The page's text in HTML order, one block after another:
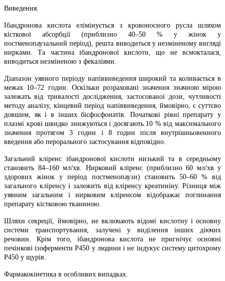
Виведення.
Ібандронова кислота елімінується з кровоносного русла шляхом
кісткової абсорбції (приблизно 40–50 % у жінок у
постменопаузальний період), решта виводиться у незміненому вигляді
нирками. Та частина ібандронової кислоти, що не всмокталася,
виводиться незміненою з фекаліями.
Діапазон уявного періоду напіввиведення широкий та коливається в
межах 10–72 годин. Оскільки розраховані значення значною мірою
залежать від тривалості дослідження, застосованої дози, чутливості
методу аналізу, кінцевий період напіввиведення, ймовірно, є суттєво
довшим, як і в інших бісфосфонатів. Початкові рівні препарату у
плазмі крові швидко знижуються і досягають 10 % від максимального
значення протягом 3 годин і 8 годин після внутрішньовенного
введення або перорального застосування відповідно.
Загальний кліренс ібандронової кислоти низький та в середньому
становить 84–160 мл/хв. Нирковий кліренс (приблизно 60 мл/хв у
здорових жінок у період постменопаузи) становить 50–60 % від
загального кліренсу і залежить від кліренсу креатиніну. Різниця між
уявним загальним і нирковим кліренсом відображає поглинання
препарату кістковою тканиною.
Шляхи секреції, ймовірно, не включають відомі кислотну і основну
системи транспортування, залучені у виділення інших діючих
речовин. Крім того, ібандронова кислота не пригнічує основні
печінкові ізоферменти P450 у людини і не індукує систему цитохрому
P450 у щурів.
Фармакокінетика в особливих випадках.